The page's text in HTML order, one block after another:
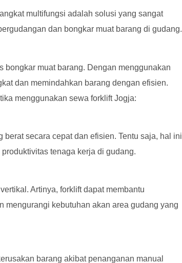
multifungsi adalah solusi yang sangat
dan bongkar muat barang di gudang.
bongkar muat barang. Dengan menggunakan
dan memindahkan barang dengan efisien.
menggunakan sewa forklift Jogja:
secara cepat dan efisien. Tentu saja, hal ini
tenaga kerja di gudang.
Artinya, forklift dapat membantu
mengurangi kebutuhan akan area gudang yang
barang akibat penanganan manual